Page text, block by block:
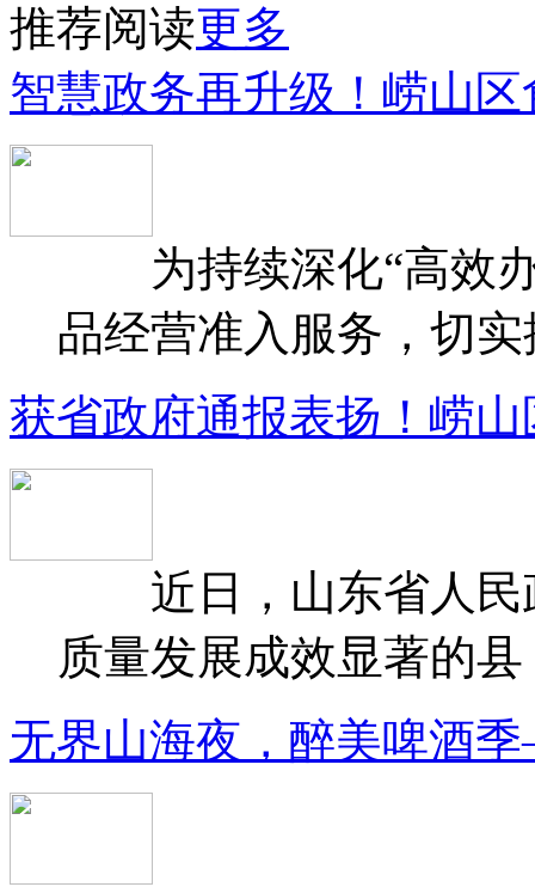
推荐阅读更多
智慧政务再升级！崂山
为持续深化“高效办
品经营准入服务，切
获省政府通报表扬！崂
近日，山东省人民
质量发展成效显著的
无界山海夜，醉美啤酒